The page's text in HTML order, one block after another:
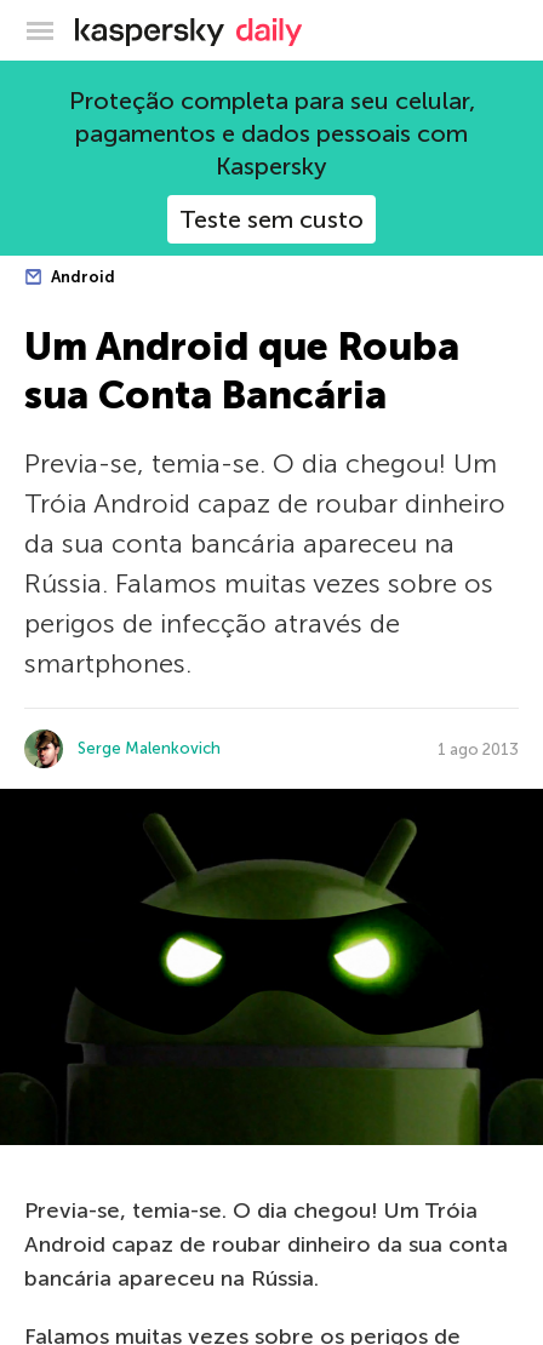
Blog oficial da Kaspersky
Proteção completa para seu celular,
pagamentos e dados pessoais com
Kaspersky
Teste sem custo
Android
Um Android que Rouba
sua Conta Bancária
Previa-se, temia-se. O dia chegou! Um
Tróia Android capaz de roubar dinheiro
da sua conta bancária apareceu na
Rússia. Falamos muitas vezes sobre os
perigos de infecção através de
smartphones.
Serge Malenkovich 1 ago 2013
Previa-se, temia-se. O dia chegou! Um Tróia
Android capaz de roubar dinheiro da sua conta
bancária apareceu na Rússia.
Falamos muitas vezes sobre os perigos de